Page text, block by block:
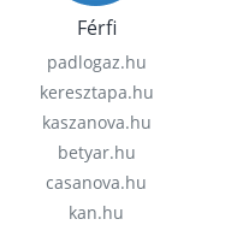
Férfi
padlogaz.hu
keresztapa.hu
kaszanova.hu
betyar.hu
casanova.hu
kan.hu